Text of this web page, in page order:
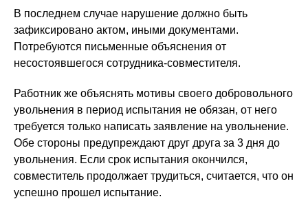
В последнем случае нарушение должно быть
зафиксировано актом, иными документами.
Потребуются письменные объяснения от
несостоявшегося сотрудника-совместителя.
Работник же объяснять мотивы своего добровольного
увольнения в период испытания не обязан, от него
требуется только написать заявление на увольнение.
Обе стороны предупреждают друг друга за 3 дня до
увольнения. Если срок испытания окончился,
совместитель продолжает трудиться, считается, что он
успешно прошел испытание.